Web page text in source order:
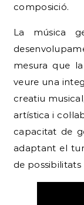
composició.
La música
mesura que
veure una
creatiu
artística i
capacitat de
adaptant el
de